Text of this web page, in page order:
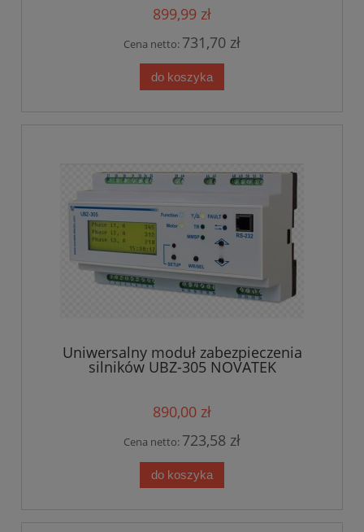
899,99 zł
Cena netto: 731,70 zł
do koszyka
Uniwersalny moduł zabezpieczenia
silników UBZ-305 NOVATEK
890,00 zł
Cena netto: 723,58 zł
do koszyka